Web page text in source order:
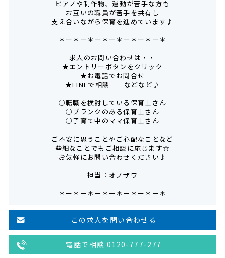
ピアノや制作物、運動が苦手な方も
お互いの職員が苦手を共有し
支え合いながら保育を進めています♪
＊ー＊ー＊ー＊ー＊ー＊ー＊ー＊
求人のお問い合わせは・・
★エントリーボタンをクリック
★お電話でお問合せ
★LINEで相談 などなど♪
○転職を検討している保育士さん
○ブランクのある保育士さん
○子育て中のママ保育士さん
ご不安に思うことやご心配なことなど
些細なことでもご相談に応じます☆
お気軽にお問い合わせください♪
担当：オノザワ
＊ー＊ー＊ー＊ー＊ー＊ー＊ー＊
この求人を問い合わせる
電話で相談 0120-777-277